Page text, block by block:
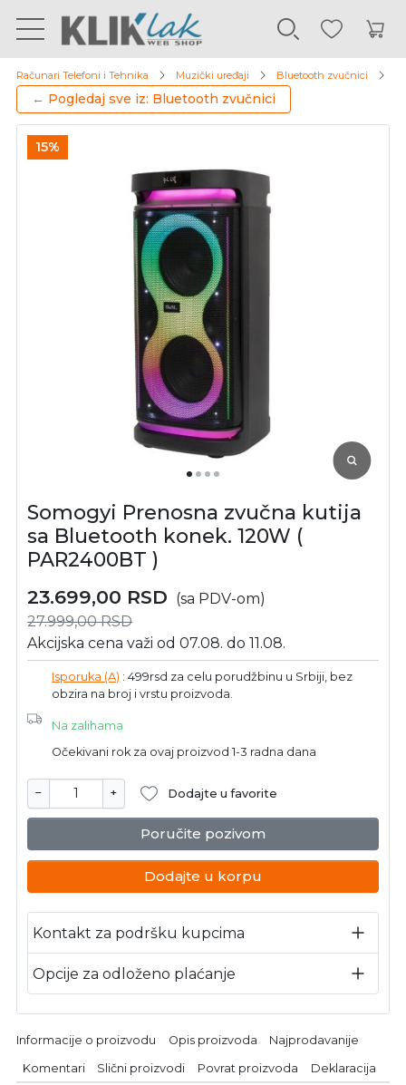
Računari Telefoni i Tehnika Muzički uređaji Bluetooth zvučnici
← Pogledaj sve iz: Bluetooth zvučnici
15%
Somogyi Prenosna zvučna kutija
sa Bluetooth konek. 120W (
PAR2400BT )
23.699,00 RSD (sa PDV-om)
27.999,00RSD
Akcijska cena važi od 07.08. do 11.08.
Isporuka (A) : 499rsd za celu porudžbinu u Srbiji, bez
obzira na broj i vrstu proizvoda.
Na zalihama
Očekivani rok za ovaj proizvod 1-3 radna dana
− + Dodajte u favorite
Poručite pozivom
Dodajte u korpu
Kontakt za podršku kupcima
Opcije za odloženo plaćanje
Informacije o proizvodu Opis proizvoda Najprodavanije
Komentari Slični proizvodi Povrat proizvoda Deklaracija